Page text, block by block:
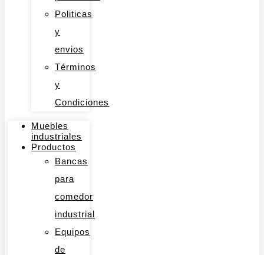
Politicas
y
envios
Términos
y
Condiciones
Muebles
industriales
Productos
Bancas
para
comedor
industrial
Equipos
de